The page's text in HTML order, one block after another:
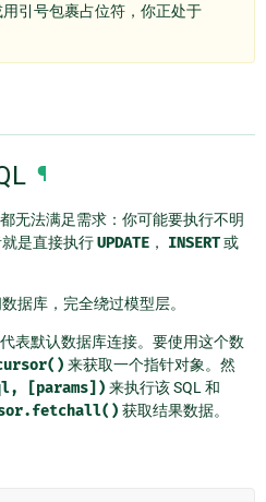
引号包裹占位符，你正处于
¶
都无法满足需求：你可能要执行不明
是直接执行UPDATE ， INSERT或
据库，完全绕过模型层。
代表默认数据库连接。要使用这个数
来获取一个指针对象。然
[params]) 来执行该 SQL 和
获取结果数据。